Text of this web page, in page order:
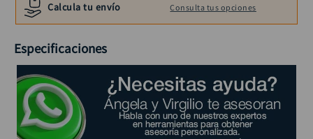
Calcula tu envío Consulta tus opciones
Especificaciones